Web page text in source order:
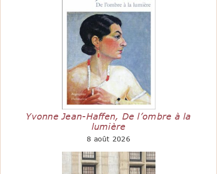
Yvonne Jean-Haffen, De l’ombre à la
lumière
8 août 2026